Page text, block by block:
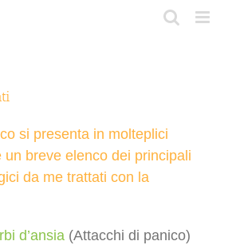
si presenta in molteplici
un breve elenco dei principali
da me trattati con la
d’ansia (Attacchi di panico)